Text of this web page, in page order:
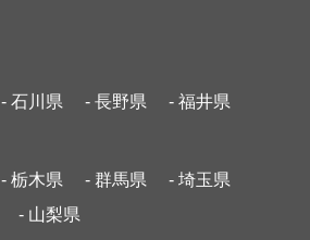
- 石川県 - 長野県 - 福井県
- 栃木県 - 群馬県
- 埼玉県
- 山梨県